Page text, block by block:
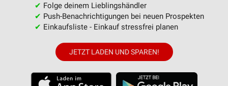
✔ Folge deinem Lieblingshändler
✔ Push-Benachrichtigungen bei neuen Prospekten
✔ Einkaufsliste - Einkauf stressfrei planen
JETZT LADEN UND SPAREN!